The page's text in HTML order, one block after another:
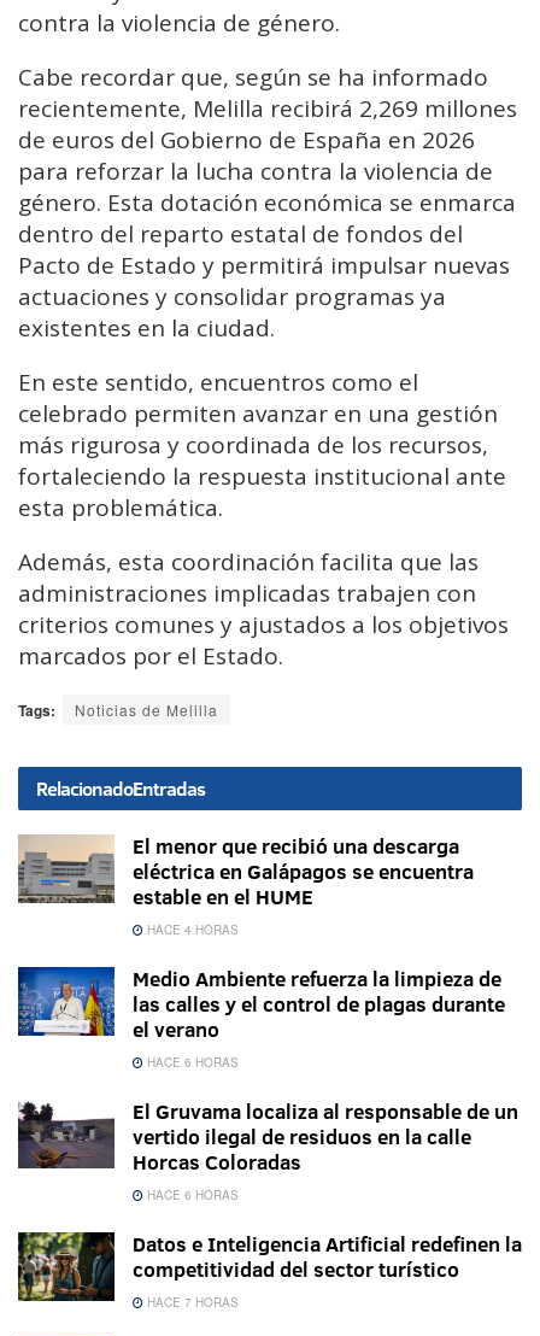
contra la violencia de género.
Cabe recordar que, según se ha informado
recientemente, Melilla recibirá 2,269 millones
de euros del Gobierno de España en 2026
para reforzar la lucha contra la violencia de
género. Esta dotación económica se enmarca
dentro del reparto estatal de fondos del
Pacto de Estado y permitirá impulsar nuevas
actuaciones y consolidar programas ya
existentes en la ciudad.
En este sentido, encuentros como el
celebrado permiten avanzar en una gestión
más rigurosa y coordinada de los recursos,
fortaleciendo la respuesta institucional ante
esta problemática.
Además, esta coordinación facilita que las
administraciones implicadas trabajen con
criterios comunes y ajustados a los objetivos
marcados por el Estado.
Tags: Noticias de Melilla
RelacionadoEntradas
El menor que recibió una descarga
eléctrica en Galápagos se encuentra
estable en el HUME
HACE 4 HORAS
Medio Ambiente refuerza la limpieza de
las calles y el control de plagas durante
el verano
HACE 6 HORAS
El Gruvama localiza al responsable de un
vertido ilegal de residuos en la calle
Horcas Coloradas
HACE 6 HORAS
Datos e Inteligencia Artificial redefinen la
competitividad del sector turístico
HACE 7 HORAS